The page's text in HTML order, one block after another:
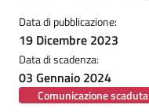
Data di pubblicazione:
19 Dicembre 2023
Data di scadenza:
03 Gennaio 2024
Comunicazione scaduta